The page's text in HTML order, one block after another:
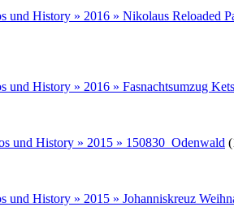
und History » 2016 » Nikolaus Reloaded
und History » 2016 » Fasnachtsumzug
und History » 2015 » 150830_Odenwald
und History » 2015 » Johanniskreuz